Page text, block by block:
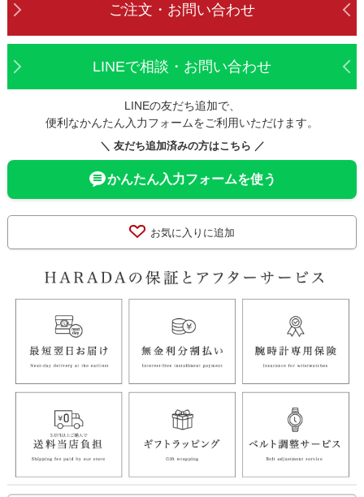
ご注文・お問い合わせ
LINEで相談・お問い合わせ
LINEの友だち追加で、
便利なかんたん入力フォームをご利用いただけます。
＼ 友だち追加済みの方はこちら ／
かんたん入力フォームを使う
お気に入りに追加